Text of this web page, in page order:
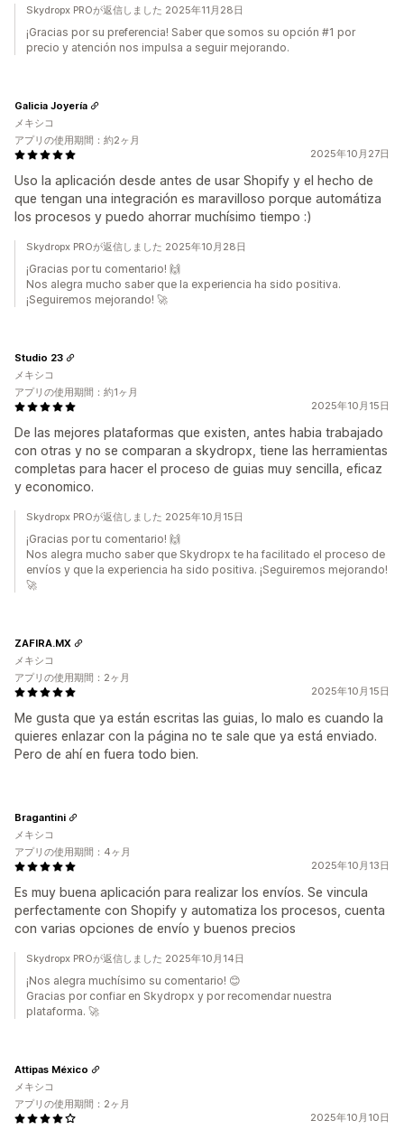
Skydropx PROが返信しました 2025年11月28日
¡Gracias por su preferencia! Saber que somos su opción #1 por
precio y atención nos impulsa a seguir mejorando.
2025年10月27日
Uso la aplicación desde antes de usar Shopify y el hecho de
que tengan una integración es maravilloso porque automátiza
los procesos y puedo ahorrar muchísimo tiempo :)
Galicia Joyería
メキシコ
アプリの使用期間：約2ヶ月
Skydropx PROが返信しました 2025年10月28日
¡Gracias por tu comentario! 🙌
Nos alegra mucho saber que la experiencia ha sido positiva.
¡Seguiremos mejorando! 🚀
2025年10月15日
De las mejores plataformas que existen, antes habia trabajado
con otras y no se comparan a skydropx, tiene las herramientas
completas para hacer el proceso de guias muy sencilla, eficaz
y economico.
Studio 23
メキシコ
アプリの使用期間：約1ヶ月
Skydropx PROが返信しました 2025年10月15日
¡Gracias por tu comentario! 🙌
Nos alegra mucho saber que Skydropx te ha facilitado el proceso de
envíos y que la experiencia ha sido positiva. ¡Seguiremos mejorando!
🚀
2025年10月15日
Me gusta que ya están escritas las guias, lo malo es cuando la
quieres enlazar con la página no te sale que ya está enviado.
Pero de ahí en fuera todo bien.
ZAFIRA.MX
メキシコ
アプリの使用期間：2ヶ月
2025年10月13日
Es muy buena aplicación para realizar los envíos. Se vincula
perfectamente con Shopify y automatiza los procesos, cuenta
con varias opciones de envío y buenos precios
Bragantini
メキシコ
アプリの使用期間：4ヶ月
Skydropx PROが返信しました 2025年10月14日
¡Nos alegra muchísimo su comentario! 😊
Gracias por confiar en Skydropx y por recomendar nuestra
plataforma. 🚀
2025年10月10日
Attipas México
メキシコ
アプリの使用期間：2ヶ月